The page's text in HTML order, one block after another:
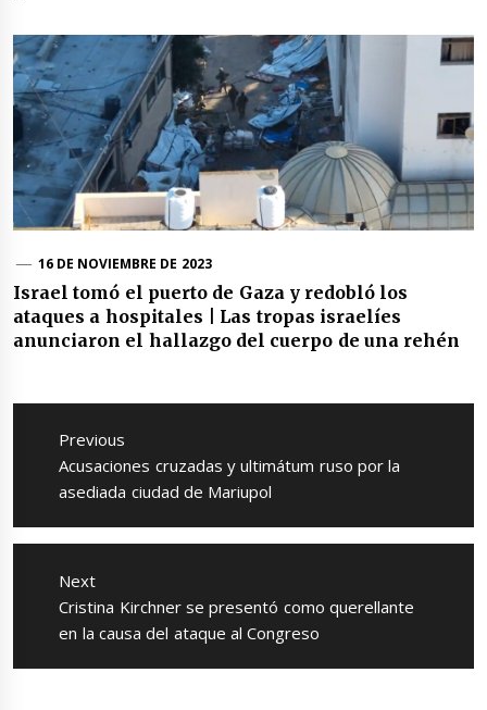
16 DE NOVIEMBRE DE 2023
Israel tomó el puerto de Gaza y redobló los
ataques a hospitales | Las tropas israelíes
anunciaron el hallazgo del cuerpo de una rehén
Navegación
entradas
Previous
Previous
post:
Acusaciones cruzadas y ultimátum ruso por la
asediada ciudad de Mariupol
Next
Next
post:
Cristina Kirchner se presentó como querellante
en la causa del ataque al Congreso